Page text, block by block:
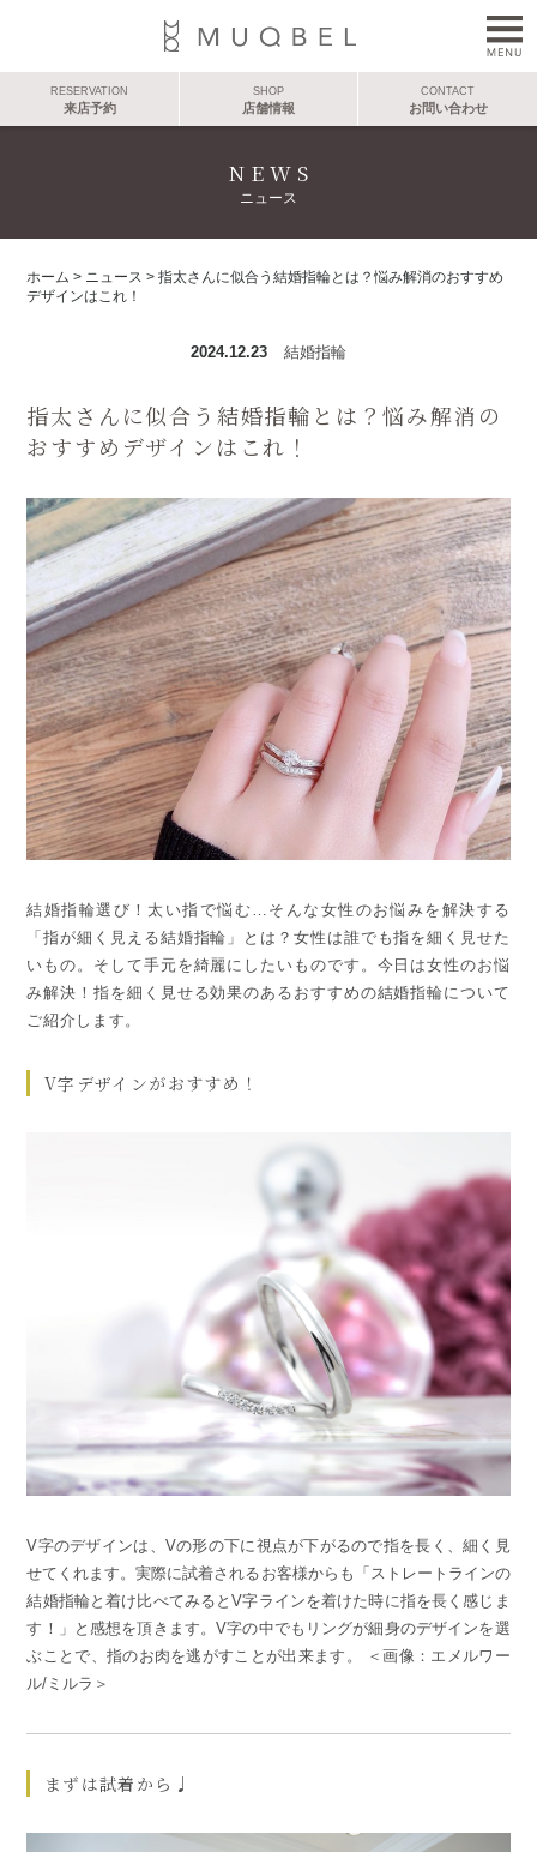
RESERVATION
来店予約
SHOP
店舗情報
CONTACT
お問い合わせ
NEWS
ニュース
ホーム > ニュース >指太さんに似合う結婚指輪とは？悩み解消のおすすめ
デザインはこれ！
2024.12.23 結婚指輪
指太さんに似合う結婚指輪とは？悩み解消の
おすすめデザインはこれ！
結婚指輪選び！太い指で悩む…そんな女性のお悩みを解決する
「指が細く見える結婚指輪」とは？女性は誰でも指を細く見せた
いもの。そして手元を綺麗にしたいものです。今日は女性のお悩
み解決！指を細く見せる効果のあるおすすめの結婚指輪について
ご紹介します。
V字デザインがおすすめ！
V字のデザインは、Vの形の下に視点が下がるので指を長く、細く見
せてくれます。実際に試着されるお客様からも「ストレートラインの
結婚指輪と着け比べてみるとV字ラインを着けた時に指を長く感じま
す！」と感想を頂きます。V字の中でもリングが細身のデザインを選
ぶことで、指のお肉を逃がすことが出来ます。 ＜画像：エメルワー
ル/ミルラ＞
まずは試着から♩